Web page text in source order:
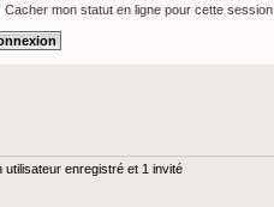
Cacher mon statut en ligne pour cette session
enregistré et 1 invité